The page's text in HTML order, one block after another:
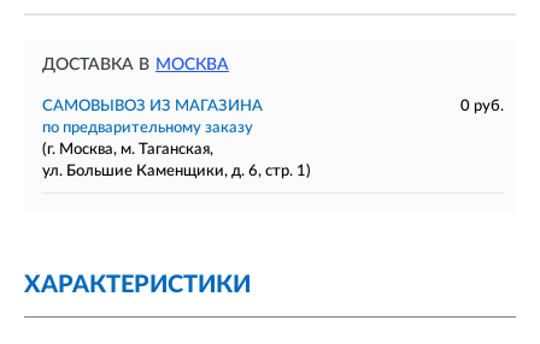
ДОСТАВКА В МОСКВА
САМОВЫВОЗ ИЗ МАГАЗИНА
0 руб.
по предварительному заказу
(г. Москва, м. Таганская,
ул. Большие Каменщики, д. 6, стр. 1)
ХАРАКТЕРИСТИКИ